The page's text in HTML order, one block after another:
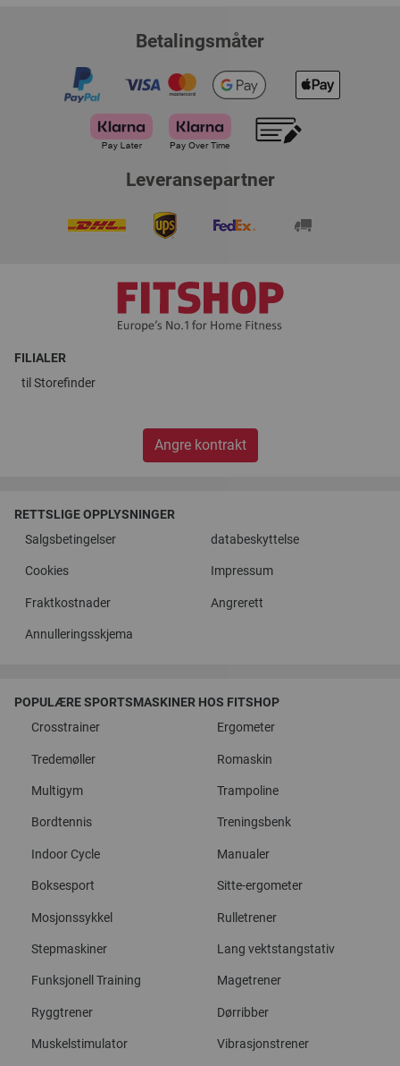
Betalingsmåter
Leveransepartner
FILIALER
tilStorefinder
Angre kontrakt
RETTSLIGE OPPLYSNINGER
Salgsbetingelser
databeskyttelse
Cookies Impressum
Fraktkostnader Angrerett
Annulleringsskjema
POPULÆRE SPORTSMASKINER HOS FITSHOP
Crosstrainer
Ergometer
Tredemøller Romaskin
Multigym Trampoline
Bordtennis Treningsbenk
Indoor Cycle Manualer
Boksesport Sitte-ergometer
Mosjonssykkel Rulletrener
Stepmaskiner Lang vektstangstativ
Funksjonell Training Magetrener
Ryggtrener Dørribber
Muskelstimulator Vibrasjonstrener